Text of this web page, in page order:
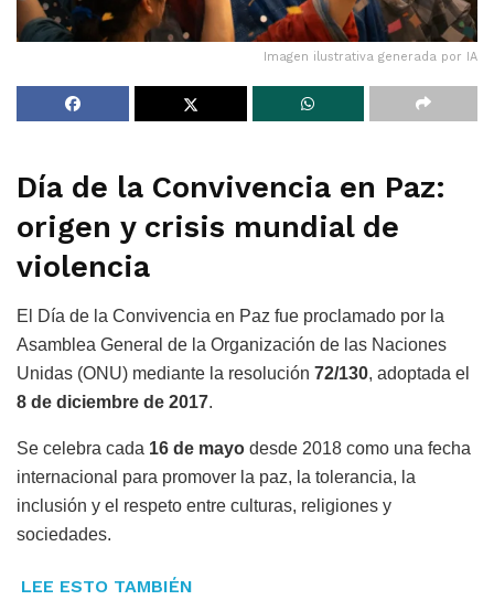
Imagen ilustrativa generada por IA
Día de la Convivencia en Paz:
origen y crisis mundial de
violencia
El Día de la Convivencia en Paz fue proclamado por la
Asamblea General de la Organización de las Naciones
Unidas (ONU) mediante la resolución 72/130, adoptada el
8 de diciembre de 2017.
Se celebra cada 16 de mayo desde 2018 como una fecha
internacional para promover la paz, la tolerancia, la
inclusión y el respeto entre culturas, religiones y
sociedades.
LEE ESTO TAMBIÉN